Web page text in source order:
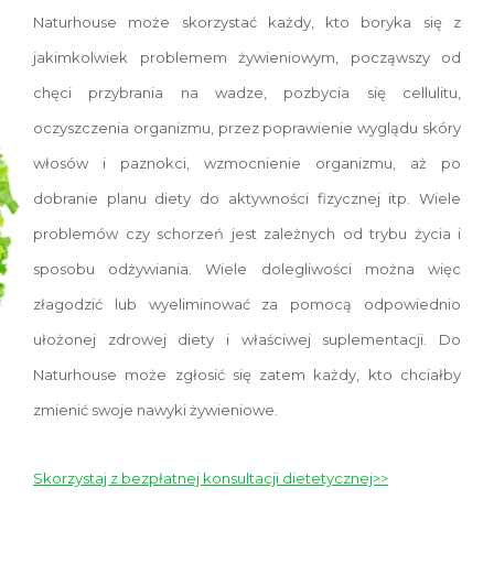
Naturhouse może skorzystać każdy, kto boryka się z
jakimkolwiek problemem żywieniowym, począwszy od
chęci przybrania na wadze, pozbycia się cellulitu,
oczyszczenia organizmu, przez poprawienie wyglądu skóry
włosów i paznokci, wzmocnienie organizmu, aż po
dobranie planu diety do aktywności fizycznej itp. Wiele
problemów czy schorzeń jest zależnych od trybu życia i
sposobu odżywiania. Wiele dolegliwości można więc
złagodzić lub wyeliminować za pomocą odpowiednio
ułożonej zdrowej diety i właściwej suplementacji. Do
Naturhouse może zgłosić się zatem każdy, kto chciałby
zmienić swoje nawyki żywieniowe.
Skorzystaj z bezpłatnej konsultacji dietetycznej>>